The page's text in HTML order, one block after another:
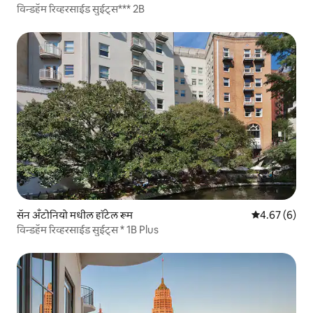
विन्डहॅम रिव्हरसाईड सुईट्स*** 2B
सॅन अँटोनियो मधील हॉटेल रूम 5 पैकी 4.67
4.67 (6)
विन्डहॅम रिव्हरसाईड सुईट्स * 1B Plus